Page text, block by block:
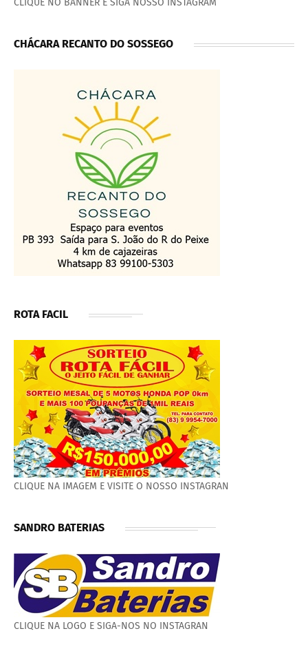
CLIQUE NO BANNER E SIGA NOSSO INSTAGRAM
CHÁCARA RECANTO DO SOSSEGO
ROTA FACIL
CLIQUE NA IMAGEM E VISITE O NOSSO INSTAGRAN
SANDRO BATERIAS
CLIQUE NA LOGO E SIGA-NOS NO INSTAGRAN